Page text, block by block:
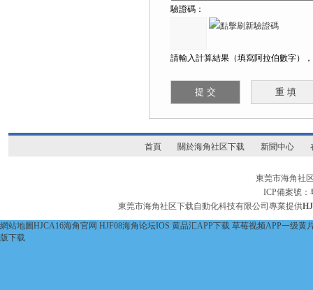
驗證碼：
請輸入計算結果（填寫阿拉伯數字）
首頁 關於海角社区下载 新聞中心
東莞市海角社
ICP備案號：
東莞市海角社区下载自動化科技有限公司專業提供
網站地圖HJCA16海角官网 HJF08海角论坛IOS 黄品汇APP下载 草莓视频APP一级黄
版下载